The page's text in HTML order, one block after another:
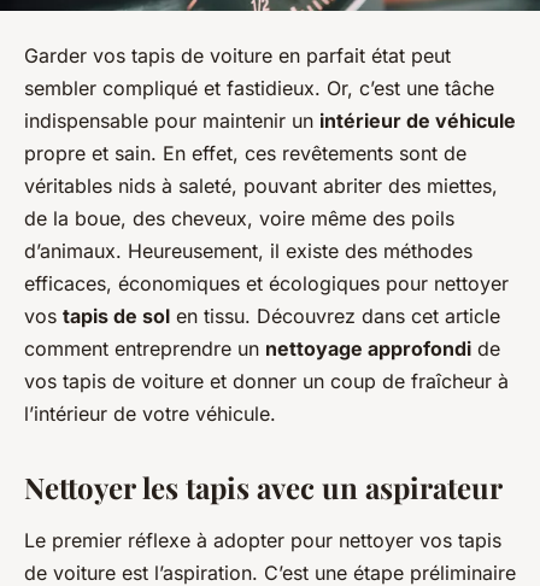
Garder vos tapis de voiture en parfait état peut
sembler compliqué et fastidieux. Or, c’est une tâche
indispensable pour maintenir un intérieur de véhicule
propre et sain. En effet, ces revêtements sont de
véritables nids à saleté, pouvant abriter des miettes,
de la boue, des cheveux, voire même des poils
d’animaux. Heureusement, il existe des méthodes
efficaces, économiques et écologiques pour nettoyer
vos tapis de sol en tissu. Découvrez dans cet article
comment entreprendre un nettoyage approfondi de
vos tapis de voiture et donner un coup de fraîcheur à
l’intérieur de votre véhicule.
Nettoyer les tapis avec un aspirateur
Le premier réflexe à adopter pour nettoyer vos tapis
de voiture est l’aspiration. C’est une étape préliminaire